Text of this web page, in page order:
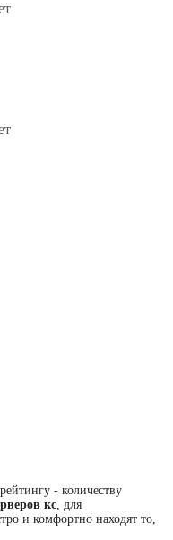
- количеству
кс, для
и комфортно находят то,